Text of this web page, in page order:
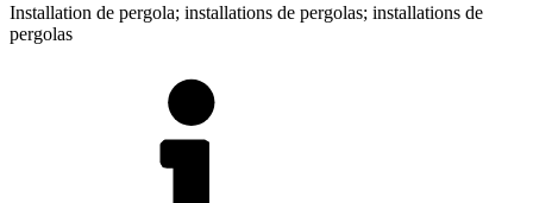
Installation de pergola; installations de pergolas; installations de
pergolas